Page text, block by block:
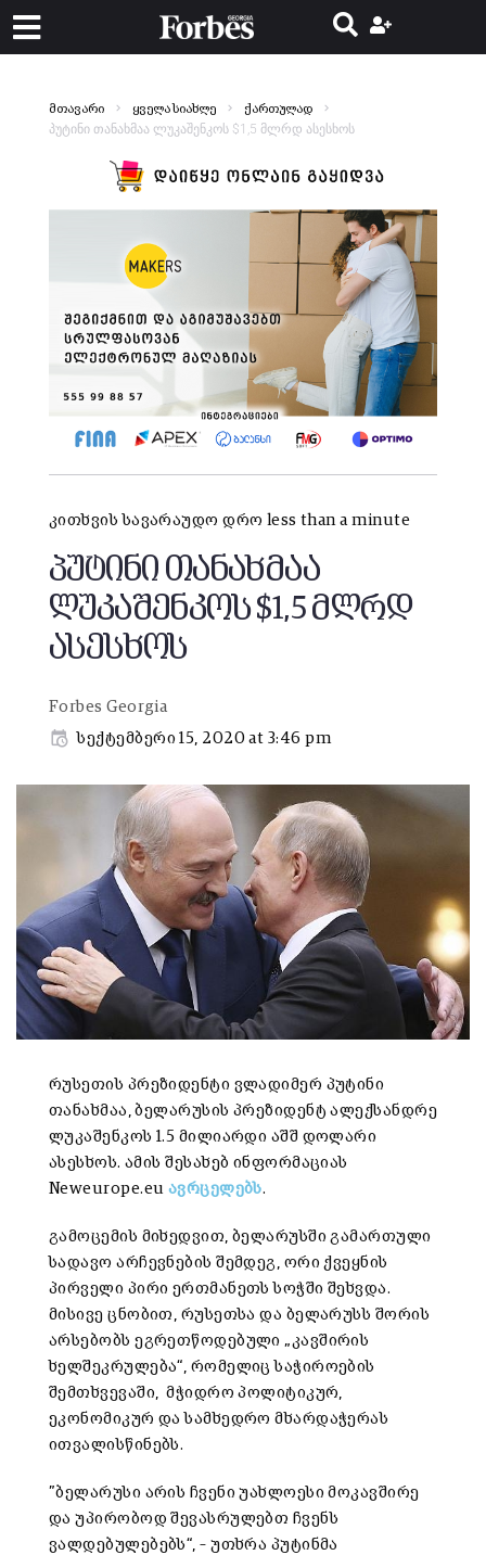
მთავარი ყველა სიახლე ქართულად
პუტინი თანახმაა ლუკაშენკოს $1,5 მლრდ ასესხოს
კითხვის სავარაუდო დრო less than a minute
პუტინი თანახმაა
ლუკაშენკოს $1,5 მლრდ
ასესხოს
Forbes Georgia
სექტემბერი 15, 2020 at 3:46 pm
რუსეთის პრეზიდენტი ვლადიმერ პუტინი
თანახმაა, ბელარუსის პრეზიდენტ ალექსანდრე
ლუკაშენკოს 1.5 მილიარდი აშშ დოლარი
ასესხოს. ამის შესახებ ინფორმაციას
Neweurope.eu ავრცელებს.
გამოცემის მიხედვით, ბელარუსში გამართული
სადავო არჩევნების შემდეგ, ორი ქვეყნის
პირველი პირი ერთმანეთს სოჭში შეხვდა.
მისივე ცნობით, რუსეთსა და ბელარუსს შორის
არსებობს ეგრეთწოდებული „კავშირის
ხელშეკრულება“, რომელიც საჭიროების
შემთხვევაში, მჭიდრო პოლიტიკურ,
ეკონომიკურ და სამხედრო მხარდაჭერას
ითვალისწინებს.
”ბელარუსი არის ჩვენი უახლოესი მოკავშირე
და უპირობოდ შევასრულებთ ჩვენს
ვალდებულებებს“, – უთხრა პუტინმა